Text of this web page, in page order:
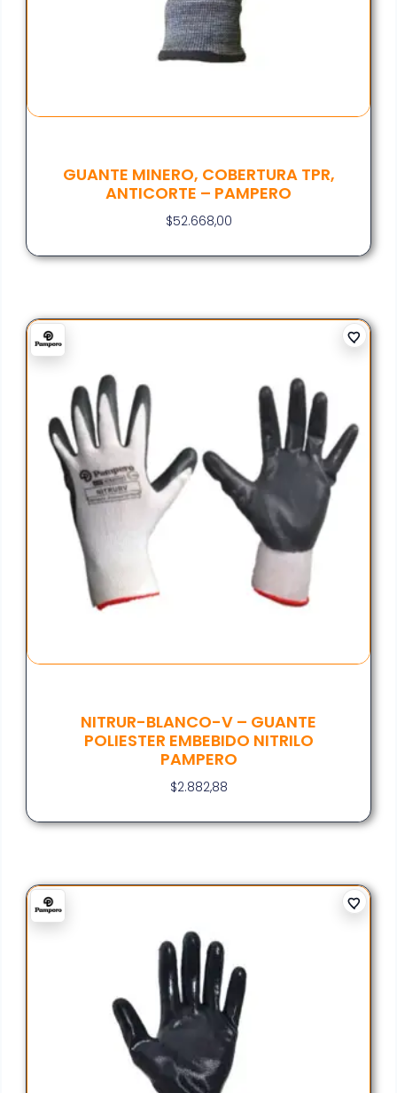
GUANTE MINERO, COBERTURA TPR,
ANTICORTE – PAMPERO
$52.668,00
NITRUR-BLANCO-V – GUANTE
POLIESTER EMBEBIDO NITRILO
PAMPERO
$2.882,88